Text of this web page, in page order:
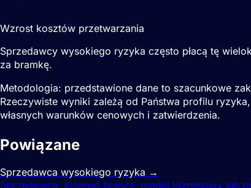
Wzrost kosztów przetwarzania
Sprzedawcy wysokiego ryzyka często płacą tę
za bramkę.
Metodologia: przedstawione dane to szacunkowe
Rzeczywiste wyniki zależą od Państwa profilu
własnych warunków cenowych i zatwierdzenia.
Powiązane
Sprzedawca wysokiego ryzyka →
Sprzedawca, którego branża, model biznesowy lub